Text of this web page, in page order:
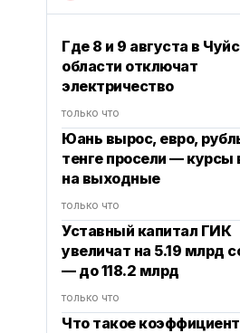
Где 8 и 9 августа в
области отключат
электричество
только что
Юань вырос, евро,
тенге просели — курсы
на выходные
только что
Уставный капитал ГИК
увеличат на 5.19 млрд
— до 118.2 млрд
только что
Что такое коэффициент